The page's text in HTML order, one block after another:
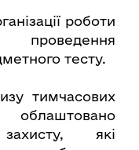
роботи
тесту.
тимчасових
облаштовано
які